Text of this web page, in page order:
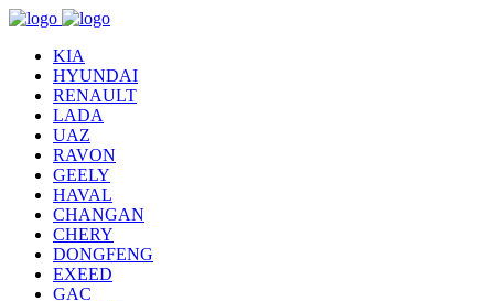
KIA
HYUNDAI
RENAULT
LADA
UAZ
RAVON
GEELY
HAVAL
CHANGAN
CHERY
DONGFENG
EXEED
GAC